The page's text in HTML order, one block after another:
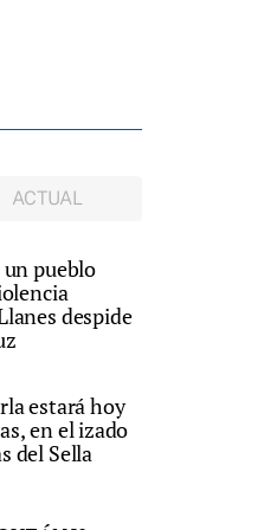
ACTUAL
un pueblo
despide
estará hoy
en el izado
del Sella